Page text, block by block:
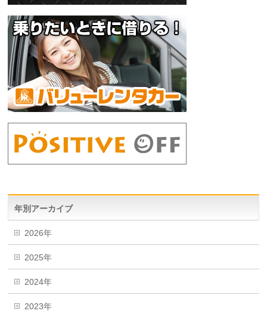
年別アーカイブ
2026年
2025年
2024年
2023年